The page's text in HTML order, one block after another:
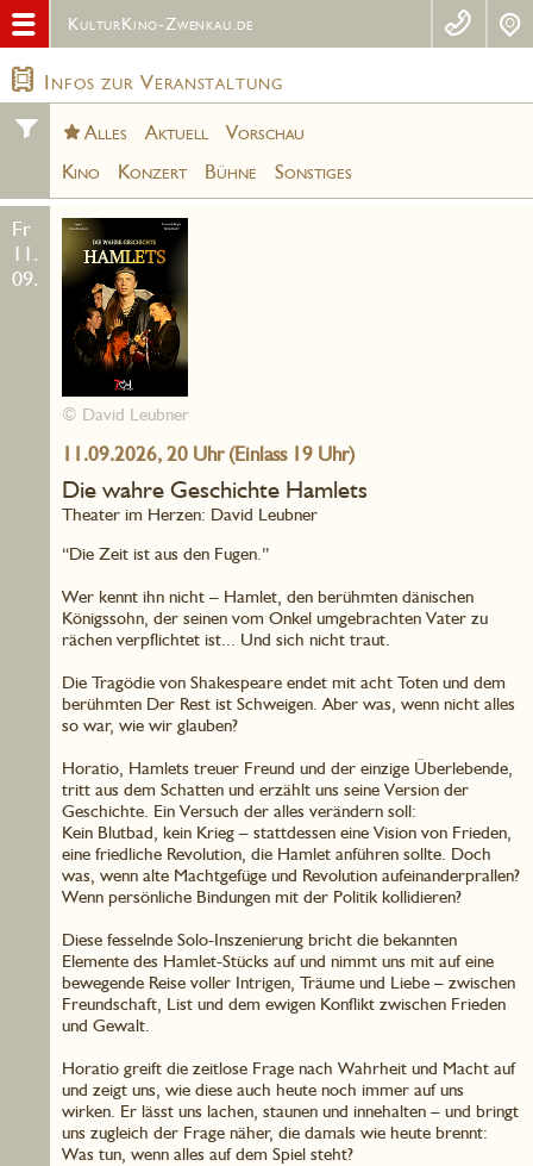
KulturKino-Zwenkau.de
Infos zur Veranstaltung
Alles Aktuell
Vorschau
Kino
Konzert Bühne Sonstiges
Fr
11.
09.
© David Leubner
11.09.2026, 20 Uhr (Einlass 19 Uhr)
Die wahre Geschichte Hamlets
Theater im Herzen: David Leubner
“Die Zeit ist aus den Fugen.”
Wer kennt ihn nicht – Hamlet, den berühmten dänischen
Königssohn, der seinen vom Onkel umgebrachten Vater zu
rächen verpflichtet ist... Und sich nicht traut.
Die Tragödie von Shakespeare endet mit acht Toten und dem
berühmten Der Rest ist Schweigen. Aber was, wenn nicht alles
so war, wie wir glauben?
Horatio, Hamlets treuer Freund und der einzige Überlebende,
tritt aus dem Schatten und erzählt uns seine Version der
Geschichte. Ein Versuch der alles verändern soll:
Kein Blutbad, kein Krieg – stattdessen eine Vision von Frieden,
eine friedliche Revolution, die Hamlet anführen sollte. Doch
was, wenn alte Machtgefüge und Revolution aufeinanderprallen?
Wenn persönliche Bindungen mit der Politik kollidieren?
Diese fesselnde Solo-Inszenierung bricht die bekannten
Elemente des Hamlet-Stücks auf und nimmt uns mit auf eine
bewegende Reise voller Intrigen, Träume und Liebe – zwischen
Freundschaft, List und dem ewigen Konflikt zwischen Frieden
und Gewalt.
Horatio greift die zeitlose Frage nach Wahrheit und Macht auf
und zeigt uns, wie diese auch heute noch immer auf uns
wirken. Er lässt uns lachen, staunen und innehalten – und bringt
uns zugleich der Frage näher, die damals wie heute brennt:
Was tun, wenn alles auf dem Spiel steht?